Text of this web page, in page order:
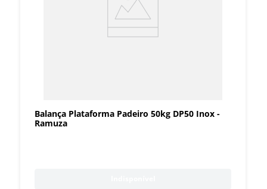
Balança Plataforma Padeiro 50kg DP50 Inox -
Ramuza